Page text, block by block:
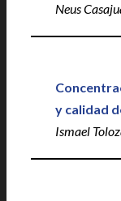
Neus
y calidad
Ismael